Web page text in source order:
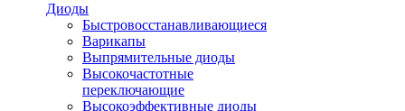
Диоды
Быстровосстанавливающиеся
Варикапы
Выпрямительные диоды
Высокочастотные
переключающие
Высокоэффективные диоды